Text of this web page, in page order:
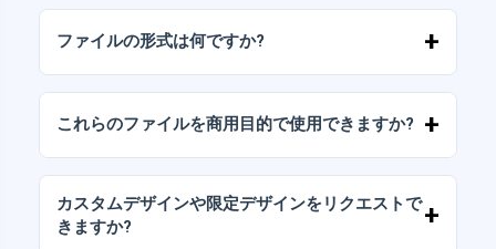
イルをダウンロードできます。
ファイルの形式は何ですか?
パッケージには、AIまたはPDFファイルも含ま
れています。
これらのファイルを商用目的で使用できますか?
（変更せずに）再販しないことを条件として、
個人ライセンスと商用ライセンスが含まれてい
ます。
カスタムデザインや限定デザインをリクエストで
きますか?